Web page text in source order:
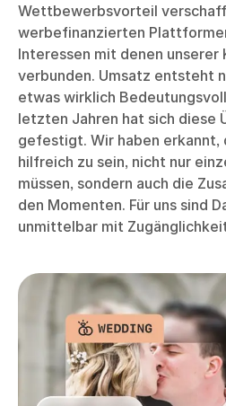
Wettbewerbsvorteil
werbefinanzierten
Interessen mit denen unserer
verbunden. Umsatz entsteht
etwas wirklich
letzten Jahren hat sich diese
gefestigt. Wir haben erkannt,
hilfreich zu sein, nicht nur
müssen, sondern auch die
den Momenten. Für uns sind
unmittelbar mit